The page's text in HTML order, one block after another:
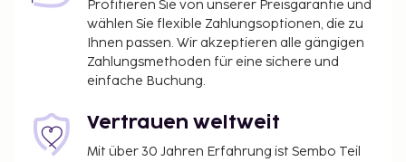
Profitieren Sie von unserer Preisgarantie und
wählen Sie flexible Zahlungsoptionen, die zu
Ihnen passen. Wir akzeptieren alle gängigen
Zahlungsmethoden für eine sichere und
einfache Buchung.
Vertrauen weltweit
Mit über 30 Jahren Erfahrung ist Sembo Teil